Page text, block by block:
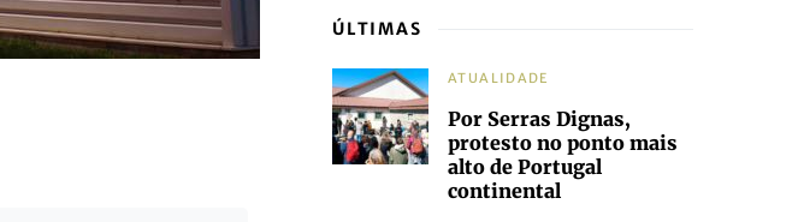
ÚLTIMAS
ATUALIDADE
Por Serras Dignas,
protesto no ponto mais
alto de Portugal
continental